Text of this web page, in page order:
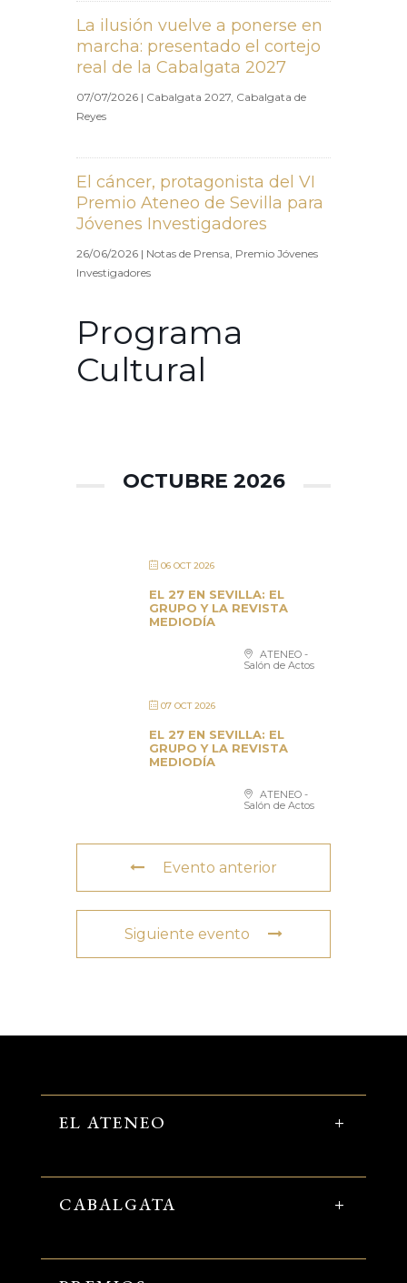
La ilusión vuelve a ponerse en
marcha: presentado el cortejo
real de la Cabalgata 2027
07/07/2026 | Cabalgata 2027, Cabalgata de
Reyes
El cáncer, protagonista del VI
Premio Ateneo de Sevilla para
Jóvenes Investigadores
26/06/2026 | Notas de Prensa, Premio Jóvenes
Investigadores
Programa
Cultural
OCTUBRE 2026
06 OCT 2026
EL 27 EN SEVILLA: EL
GRUPO Y LA REVISTA
MEDIODÍA
ATENEO -
Salón de Actos
07 OCT 2026
EL 27 EN SEVILLA: EL
GRUPO Y LA REVISTA
MEDIODÍA
ATENEO -
Salón de Actos
Evento anterior
Siguiente evento
EL ATENEO
CABALGATA